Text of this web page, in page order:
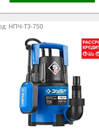
НПЧ-Т3-750